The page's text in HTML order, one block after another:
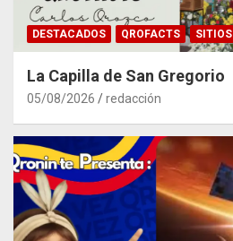
DESTACADOS QROFACTS SITIOS
La Capilla de San Gregorio
05/08/2026 redacción